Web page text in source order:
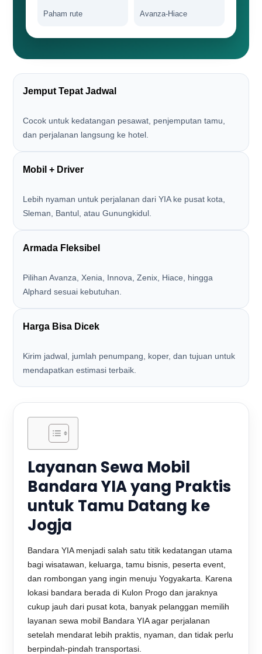
Paham rute Avanza-Hiace
Jemput Tepat Jadwal
Cocok untuk kedatangan pesawat, penjemputan tamu,
dan perjalanan langsung ke hotel.
Mobil + Driver
Lebih nyaman untuk perjalanan dari YIA ke pusat kota,
Sleman, Bantul, atau Gunungkidul.
Armada Fleksibel
Pilihan Avanza, Xenia, Innova, Zenix, Hiace, hingga
Alphard sesuai kebutuhan.
Harga Bisa Dicek
Kirim jadwal, jumlah penumpang, koper, dan tujuan untuk
mendapatkan estimasi terbaik.
Layanan Sewa Mobil
Bandara YIA yang Praktis
untuk Tamu Datang ke
Jogja
Bandara YIA menjadi salah satu titik kedatangan utama
bagi wisatawan, keluarga, tamu bisnis, peserta event,
dan rombongan yang ingin menuju Yogyakarta. Karena
lokasi bandara berada di Kulon Progo dan jaraknya
cukup jauh dari pusat kota, banyak pelanggan memilih
layanan sewa mobil Bandara YIA agar perjalanan
setelah mendarat lebih praktis, nyaman, dan tidak perlu
berpindah-pindah transportasi.